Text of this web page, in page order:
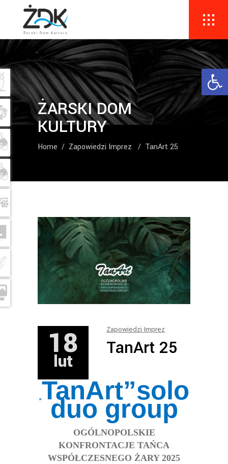
ŻARSKI DOM
KULTURY
Home / Zapowiedzi Imprez / TanArt 25
18
lut
Zapowiedzi Imprez
TanArt 25
„TanArt”solo
duo group
OGÓLNOPOLSKIE
KONFRONTACJE TAŃCA
WSPÓŁCZESNEGO ŻARY 2025